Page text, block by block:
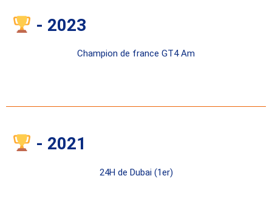
- 2023
Champion de france GT4 Am
- 2021
24H de Dubai (1er)